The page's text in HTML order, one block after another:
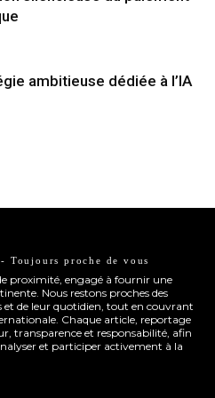
ambitieuse dédiée à l’IA
Toujours proche de vous
proximité, engagé à fournir une
Nous restons proches des
et de leur quotidien, tout en couvrant
Chaque article, reportage
transparence et responsabilité, afin
et participer activement à la